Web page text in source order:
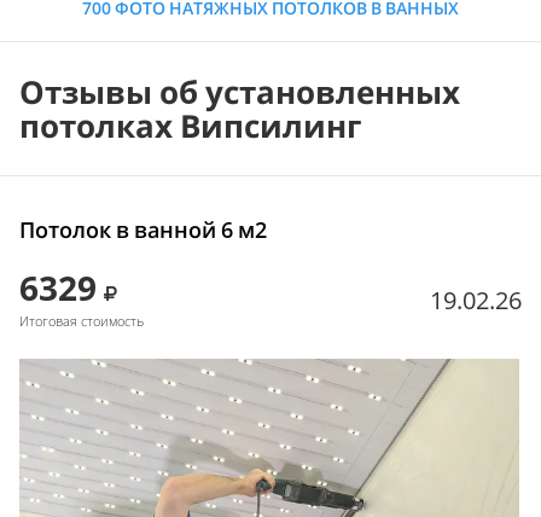
700 ФОТО НАТЯЖНЫХ ПОТОЛКОВ В ВАННЫХ
Отзывы об установленных
потолках Випсилинг
Потолок в ванной 6 м2
6329
Итоговая стоимость
19.02.26